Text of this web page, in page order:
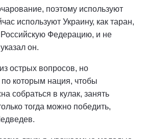
поэтому используют
используют Украину, как таран,
Российскую Федерацию, и не
он.
острых вопросов, но
которым нация, чтобы
собраться в кулак, занять
тогда можно победить,